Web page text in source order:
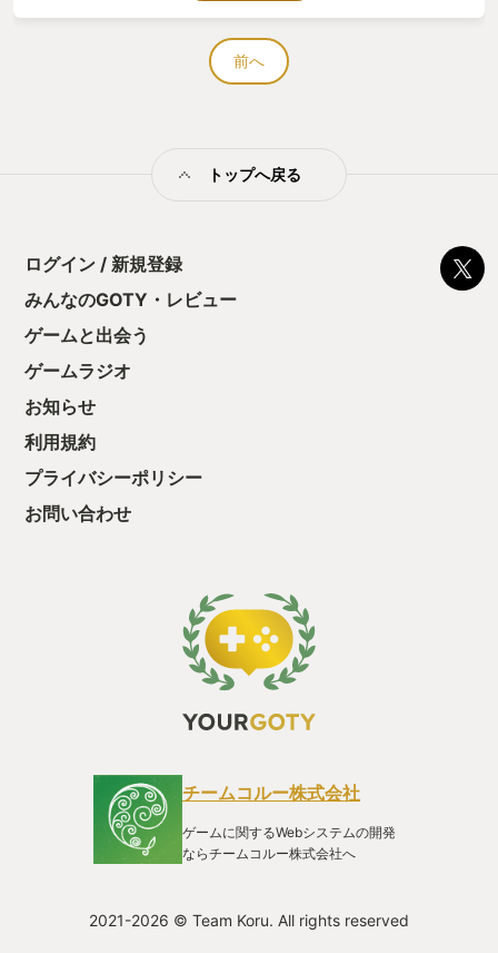
に。 レベルも上がって一回の４回攻撃できることも。 もう何が
起こってお不思議じゃない。 そんな中で意図した相乗効果を発
前へ
トップへ戻る
ログイン / 新規登録
みんなのGOTY・レビュー
ゲームと出会う
ゲームラジオ
お知らせ
利用規約
プライバシーポリシー
お問い合わせ
チームコルー株式会社
ゲームに関するWebシステムの開発
ならチームコルー株式会社へ
2021-2026 © Team Koru. All rights reserved